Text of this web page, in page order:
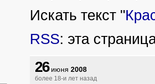
Искать текст "
RSS: эта
26июня 2008
более 18-и лет назад